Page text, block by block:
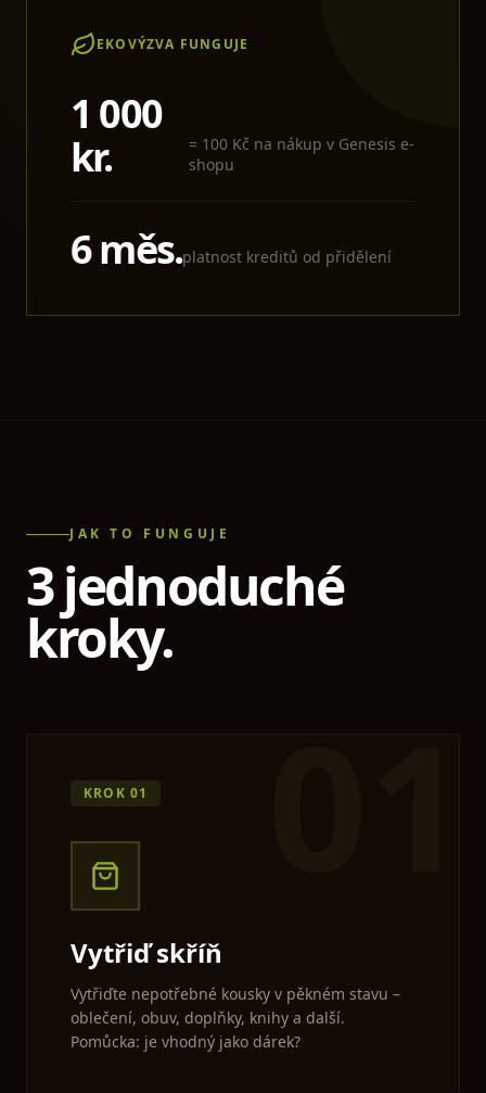
EKOVÝZVA FUNGUJE
1 000
kr.
= 100 Kč na nákup v Genesis e-
shopu
6 měs.platnost kreditů od přidělení
JAK TO FUNGUJE
3 jednoduché
kroky.
KROK 01
Vytřiď skříň
Vytřiďte nepotřebné kousky v pěkném stavu –
oblečení, obuv, doplňky, knihy a další.
Pomůcka: je vhodný jako dárek?